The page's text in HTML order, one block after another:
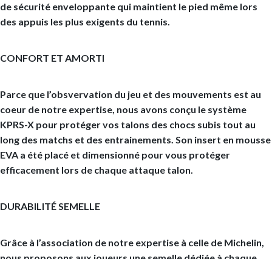
de sécurité enveloppante qui maintient le pied même lors
des appuis les plus exigents du tennis.
CONFORT ET AMORTI
Parce que l’obsvervation du jeu et des mouvements est au
coeur de notre expertise, nous avons conçu le système
KPRS-X pour protéger vos talons des chocs subis tout au
long des matchs et des entrainements. Son insert en mousse
EVA a été placé et dimensionné pour vous protéger
efficacement lors de chaque attaque talon.
DURABILITÉ SEMELLE
Grâce à l’association de notre expertise à celle de Michelin,